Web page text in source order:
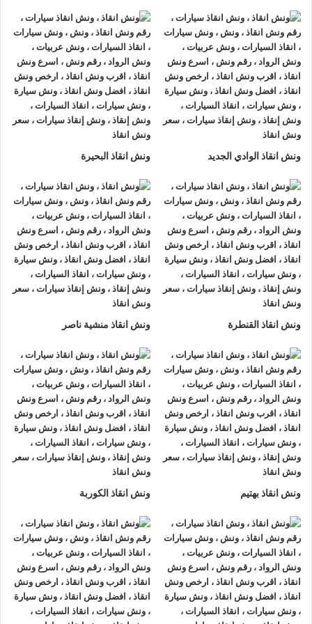
ونش انقاذ سيارات الروادلأنقاذ السيارات اسرع و ارخصونش انقاذ
سيارات في دار السلامبخصم 50% اتصل بنا الان ليصلك
اقرب
ونش انقاذ سيارات في دار السلام
هناك العديد من الظروف الطارئة
التي قد تحدث لنا اثناء القيادة علي الطريق فمن الممكن ان تتعرض
لحادث سير مفاجي او ان تتعطل سيارتك وقد تحتاج الي نقلها الي
اقرب مركز صيانة او توكيل.
أذا كنت تبحث عن ونش انقاذ سيارات في دار السلام اتصل بنا الان
علي 01063144040
01093018585
–
01120018852
ونش انقاذ , ونش انقاذ سيارات
ونش انقاذ دار السلام
ونش انقاذ دار السلام نقدم خدمة المساعدة على الطريق بسرعة
وبأسعار معقولة ، وخدمةإنقاذ السياراتفي دار السلام و على جميع
الطرق و لدينا فريق من السائقين الوناشين ذوي الخبرة والمدربين
ونش انقاذ الوادي الجديد ونش انقاذ البحيرة
ونش انقاذ القنطرة ونش انقاذ منشية ناصر
ونش انقاذ بهتيم ونش انقاذ الكوربة